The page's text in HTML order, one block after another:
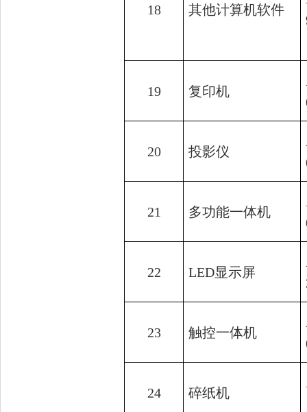
18 其他计算机软件
19 复印机
20 投影仪
21 多功能一体机
22 LED显示屏
23 触控一体机
24 碎纸机